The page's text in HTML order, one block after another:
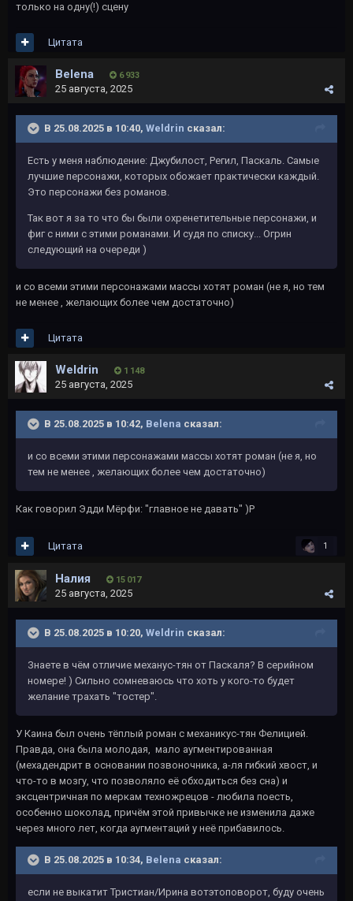
только на одну(!) сцену
Цитата
Belena 6 933
25 августа, 2025
В 25.08.2025 в 10:40, Weldrin сказал:
Есть у меня наблюдение: Джубилост, Регил, Паскаль. Самые
лучшие персонажи, которых обожает практически каждый.
Это персонажи без романов.
Так вот я за то что бы были охренетительные персонажи, и
фиг с ними с этими романами. И судя по списку... Огрин
следующий на очереди )
и со всеми этими персонажами массы хотят роман (не я, но тем
не менее , желающих более чем достаточно)
Цитата
Weldrin 1 148
25 августа, 2025
В 25.08.2025 в 10:42, Belena сказал:
и со всеми этими персонажами массы хотят роман (не я, но
тем не менее , желающих более чем достаточно)
Как говорил Эдди Мёрфи: "главное не давать" )Р
1
Цитата
Налия 15 017
25 августа, 2025
В 25.08.2025 в 10:20, Weldrin сказал:
Знаете в чём отличие механус-тян от Паскаля? В серийном
номере! ) Сильно сомневаюсь что хоть у кого-то будет
желание трахать "тостер".
У Каина был очень тёплый роман с механикус-тян Фелицией.
Правда, она была молодая, мало аугментированная
(мехадендрит в основании позвоночника, а-ля гибкий хвост, и
что-то в мозгу, что позволяло её обходиться без сна) и
эксцентричная по меркам техножрецов - любила поесть,
особенно шоколад, причём этой привычке не изменила даже
через много лет, когда аугментаций у неё прибавилось.
В 25.08.2025 в 10:34, Belena сказал:
если не выкатит Тристиан/Ирина вотэтоповорот, буду очень